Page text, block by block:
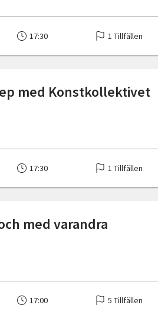
17:30 1 Tillfällen
med Konstkollektivet
17:30 1 Tillfällen
med varandra
17:00 5 Tillfällen